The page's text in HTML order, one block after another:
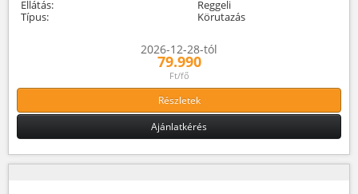
Ellátás:
Reggeli
Típus:
Körutazás
2026-12-28-tól
79.990
Ft/fő
Részletek
Ajánlatkérés